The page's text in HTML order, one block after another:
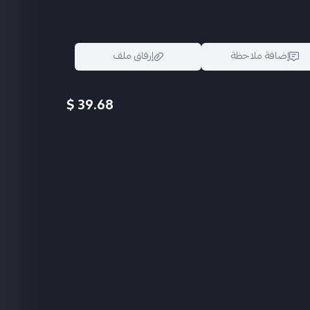
إضافة ملاحظة إرفاق ملف
39.68 $